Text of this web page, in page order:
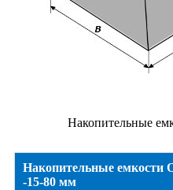
Накопительные
Накопительные
-15-80 мм